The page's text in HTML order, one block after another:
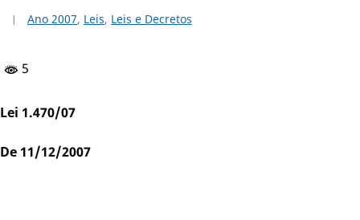
Ano 2007, Leis, Leis e Decretos
5
Lei 1.470/07
De 11/12/2007